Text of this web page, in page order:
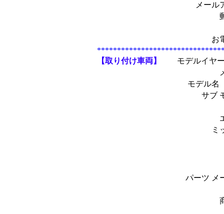
メール
お
【取り付け車両】
モデルイヤー
メ
モデル名
サブ
ミ
パーツ メ